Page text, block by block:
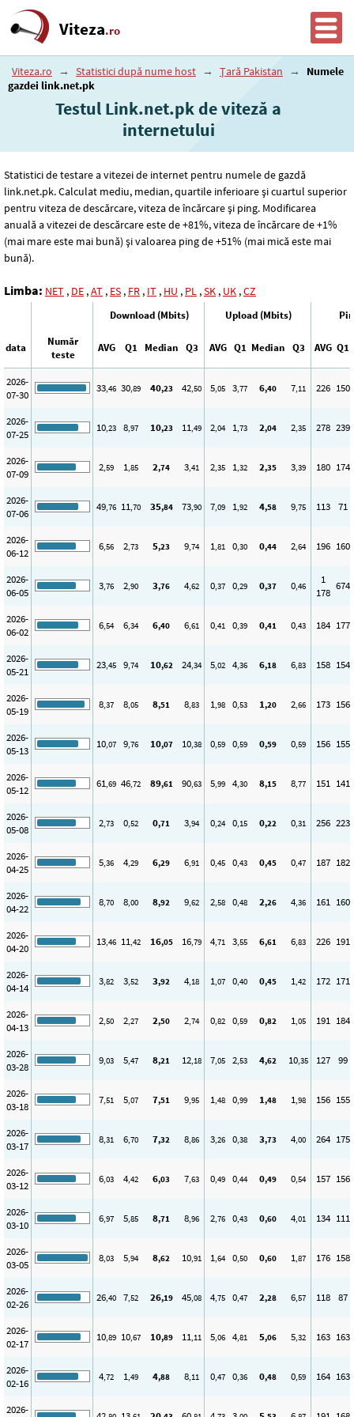
Viteza.ro
Viteza.ro → Statistici după nume host → Țară Pakistan →
Numele
gazdei link.net.pk
Testul Link.net.pk de viteză a
internetului
Statistici de testare a vitezei de internet pentru numele de gazdă
link.net.pk. Calculat mediu, median, quartile inferioare și cuartul superior
pentru viteza de descărcare, viteza de încărcare și ping. Modificarea
anuală a vitezei de descărcare este de +81%, viteza de încărcare de +1%
(mai mare este mai bună) și valoarea ping de +51% (mai mică este mai
bună).
Limba: NET , DE ,AT , ES , FR , IT , HU , PL ,SK , UK ,CZ
Download (Mbits) Upload (Mbits)
data
Număr
teste
AVG Q1 Median Q3 AVG Q1 Median Q3 AVG Q1
2026-
07-30
33,46 30,89 40,23 42,50 5,05 3,77 6,40 7,11 226 150
2026-
07-25
10,23 8,97 10,23 11,49 2,04 1,73 2,04 2,35 278 239
2026-
07-09
2,59 1,85 2,74 3,41 2,35 1,32 2,35 3,39 180 174
2026-
07-06
49,76 11,70 35,84 73,90 7,09 1,92 4,58 9,75 113 71
2026-
06-12
6,56 2,73 5,23 9,74 1,81 0,30 0,44 2,64 196 160
2026-
06-05
3,76 2,90 3,76 4,62 0,37 0,29 0,37 0,46
1
178
674
2026-
06-02
6,54 6,34 6,40 6,61 0,41 0,39 0,41 0,43 184 177
2026-
05-21
23,45 9,74 10,62 24,34 5,02 4,36 6,18 6,83 158 154
2026-
05-19
8,37 8,05 8,51 8,83 1,98 0,53 1,20 2,66 173 156
2026-
05-13
10,07 9,76 10,07 10,38 0,59 0,59 0,59 0,59 156 155
2026-
05-12
61,69 46,72 89,61 90,63 5,99 4,30 8,15 8,77 151 141
2026-
05-08
2,73 0,52 0,71 3,94 0,24 0,15 0,22 0,31 256 223
2026-
04-25
5,36 4,29 6,29 6,91 0,45 0,43 0,45 0,47 187 182
2026-
04-22
8,70 8,00 8,92 9,62 2,58 0,48 2,26 4,36 161 160
2026-
04-20
13,46 11,42 16,05 16,79 4,71 3,55 6,61 6,83 226 191
2026-
04-14
3,82 3,52 3,92 4,18 1,07 0,40 0,45 1,42 172 171
2026-
04-13
2,50 2,27 2,50 2,74 0,82 0,59 0,82 1,05 191 184
2026-
03-28
9,03 5,47 8,21 12,18 7,05 2,53 4,62 10,35 127 99
2026-
03-18
7,51 5,07 7,51 9,95 1,48 0,99 1,48 1,98 156 155
2026-
03-17
8,31 6,70 7,32 8,86 3,26 0,38 3,73 4,00 264 175
2026-
03-12
6,03 4,42 6,03 7,63 0,49 0,44 0,49 0,54 157 156
2026-
03-10
6,97 5,85 8,71 8,96 2,76 0,43 0,60 4,01 134 111
2026-
03-05
8,03 5,94 8,62 10,91 1,64 0,50 0,60 1,87 176 158
2026-
02-26
26,40 7,52 26,19 45,08 4,75 0,47 2,28 6,57 118 87
2026-
02-17
10,89 10,67 10,89 11,11 5,06 4,81 5,06 5,32 163 163
2026-
02-16
4,72 1,49 4,88 8,11 0,47 0,36 0,48 0,59 164 163
2026-